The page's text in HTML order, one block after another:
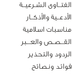
الفتــاوى الشـرعيــة
الأدعــية والأذكــار
مناسبات اسلامية
القــصـص والعـــبر
الردود والتحذير
فوائد ونصائح